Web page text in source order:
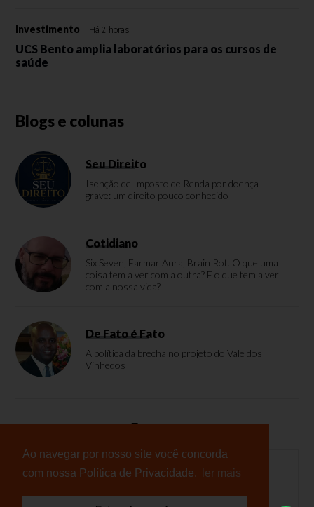
Ao navegar por nosso site você concorda
com nossa Política de Privacidade.
ler mais
Investimento Há 2 horas
UCS Bento amplia laboratórios para os cursos de
saúde
Blogs e colunas
Seu Direito
Isenção de Imposto de Renda por doença
grave: um direito pouco conhecido
Cotidiano
Six Seven, Farmar Aura, Brain Rot. O que uma
coisa tem a ver com a outra? E o que tem a ver
com a nossa vida?
De Fato é Fato
A política da brecha no projeto do Vale dos
Vinhedos
Enquete